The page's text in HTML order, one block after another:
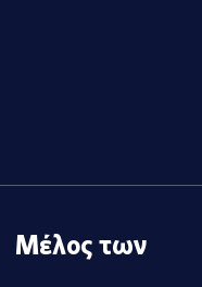
Μέλος των